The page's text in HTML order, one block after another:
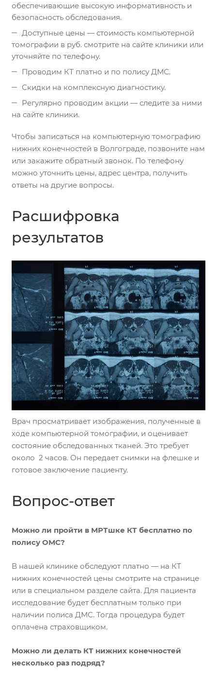
обеспечивающие высокую информативность и
безопасность обследования.
Доступные цены — стоимость компьютерной
томографии в руб. смотрите на сайте клиники или
уточняйте по телефону.
Проводим КТ платно и по полису ДМС.
Скидки на комплексную диагностику.
Регулярно проводим акции — следите за ними
на сайте клиники.
Чтобы записаться на компьютерную томографию
нижних конечностей в Волгограде, позвоните нам
или закажите обратный звонок. По телефону
можно уточнить цены, адрес центра, получить
ответы на другие вопросы.
Расшифровка
результатов
Врач просматривает изображения, полученные в
ходе компьютерной томографии, и оценивает
состояние обследованных тканей. Это требует
около 2 часов. Он передает снимки на флешке и
готовое заключение пациенту.
Вопрос-ответ
Можно ли пройти в МРТшке КТ бесплатно по
полису ОМС?
В нашей клинике обследуют платно — на КТ
нижних конечностей цены смотрите на странице
или в специальном разделе сайта. Для пациента
исследование будет бесплатным только при
наличии полиса ДМС. Тогда процедура будет
оплачена страховщиком.
Можно ли делать КТ нижних конечностей
несколько раз подряд?